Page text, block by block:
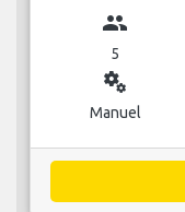
group
5
miscellaneous_services
Manuel